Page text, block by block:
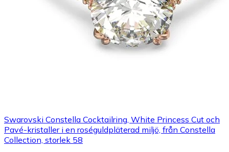
Swarovski Constella Cocktailring, White Princess Cut och
Pavé-kristaller i en roséguldpläterad miljö, från Constella
Collection, storlek 58